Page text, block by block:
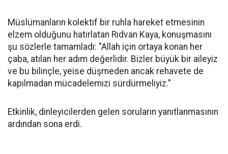
Müslümanların kolektif bir ruhla hareket etmesinin
elzem olduğunu hatırlatan Rıdvan Kaya, konuşmasını
şu sözlerle tamamladı: "Allah için ortaya konan her
çaba, atılan her adım değerlidir. Bizler büyük bir aileyiz
ve bu bilinçle, yeise düşmeden ancak rehavete de
kapılmadan mücadelemizi sürdürmeliyiz."
Etkinlik, dinleyicilerden gelen soruların yanıtlanmasının
ardından sona erdi.